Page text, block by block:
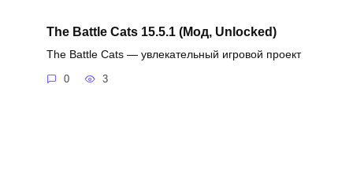
The Battle Cats 15.5.1 (Мод, Unlocked)
The Battle Cats — увлекательный игровой проект
0 3